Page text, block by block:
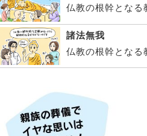
仏教の根幹となる
諸法無我
仏教の根幹となる